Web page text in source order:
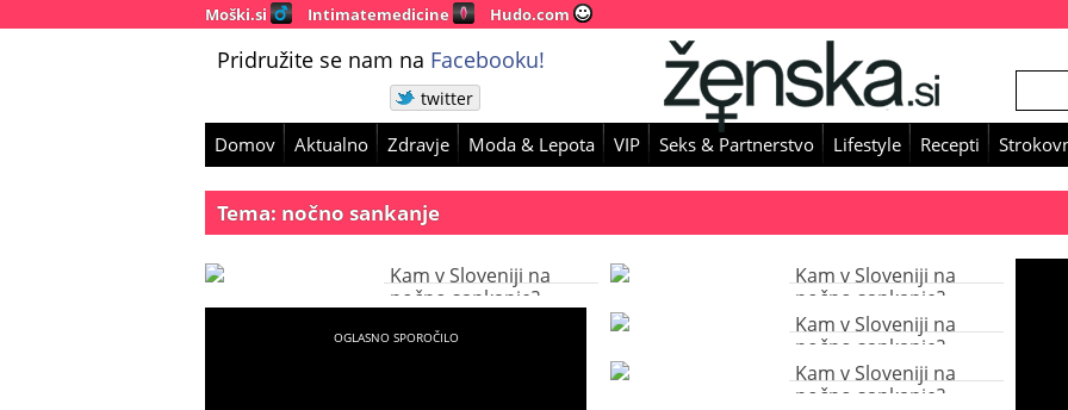
Moški.si Intimatemedicine Hudo.com
Pridružite se nam na Facebooku!
twitter
Domov Aktualno Zdravje Moda & Lepota VIP Seks & Partnerstvo Lifestyle Recepti
Tema: nočno sankanje
Kam v Sloveniji na
nočno sankanje?
Kam v Sloveniji na
nočno sankanje?
Kam v Sloveniji na
nočno sankanje?
Kam v Sloveniji na
nočno sankanje?